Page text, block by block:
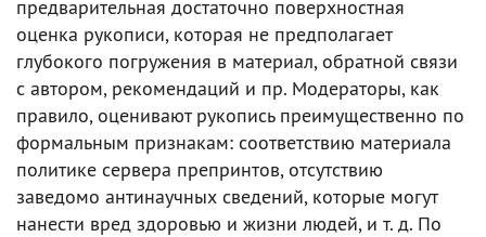
предварительная достаточно поверхностная
оценка рукописи, которая не предполагает
глубокого погружения в материал, обратной связи
с автором, рекомендаций и пр. Модераторы, как
правило, оценивают рукопись преимущественно по
формальным признакам: соответствию материала
политике сервера препринтов, отсутствию
заведомо антинаучных сведений, которые могут
нанести вред здоровью и жизни людей, и т. д. По